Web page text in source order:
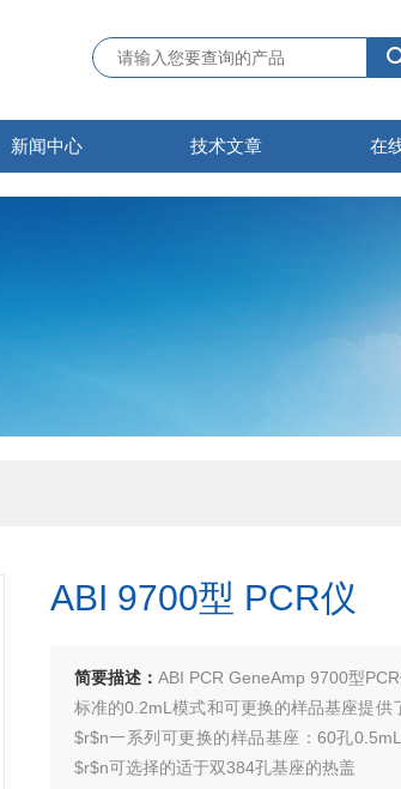
新闻中心 技术文章 在
ABI 9700型 PCR仪
简要描述：ABI PCR GeneAmp 9700型
标准的0.2mL模式和可更换的样品基座提
$r$n一系列可更换的样品基座：60孔
$r$n可选择的适于双384孔基座的热盖